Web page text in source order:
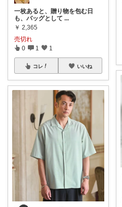
一枚あると、贈り物を包む日
も、バッグとして ...
￥ 2,365
売切れ
0 1 1
コレ いいね